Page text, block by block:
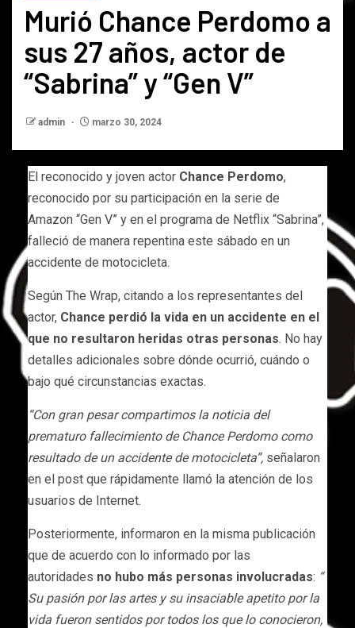
Murió Chance Perdomo a
sus 27 años, actor de
“Sabrina” y “Gen V”
admin marzo 30, 2024
El reconocido y joven actor Chance Perdomo,
reconocido por su participación en la serie de
Amazon “Gen V” y en el programa de Netflix “Sabrina”,
falleció de manera repentina este sábado en un
accidente de motocicleta.
Según The Wrap, citando a los representantes del
actor, Chance perdió la vida en un accidente en el
que no resultaron heridas otras personas. No hay
detalles adicionales sobre dónde ocurrió, cuándo o
bajo qué circunstancias exactas.
“Con gran pesar compartimos la noticia del
prematuro fallecimiento de Chance Perdomo como
resultado de un accidente de motocicleta”, señalaron
en el post que rápidamente llamó la atención de los
usuarios de Internet.
Posteriormente, informaron en la misma publicación
que de acuerdo con lo informado por las
autoridades no hubo más personas involucradas: “
Su pasión por las artes y su insaciable apetito por la
vida fueron sentidos por todos los que lo conocieron,